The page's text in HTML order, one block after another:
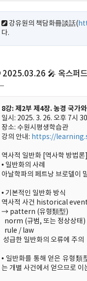
강유원의 책담화冊談話(
다.
2025.03.26 🎤 옥스퍼
8강: 제2부 제4장. 농경 국가
일시: 2025. 3. 26. 오후 7시
장소: 수원시평생학습관
강의 안내: https://
역사적 일반화 [역사학 방
• 일반화의 사례
아날학파의 페트낭 브로델
• 기본적인 일반화 방식
역사적 사건 historical
→ pattern (유형類型)
norm (규범, 또는 정상상태)
rule / law
성급한 일반화의 오류에 주의
• 일반화를 통해 얻은 유형類
는 개별 사건에서 얻으므로 이